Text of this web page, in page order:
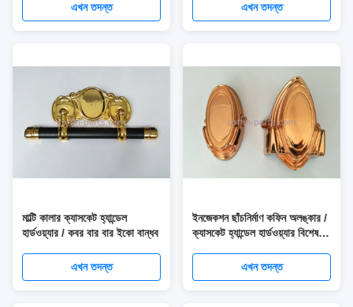
এখন তদন্ত
এখন তদন্ত
মাল্টি কালার ক্যাসকেট হ্যান্ডেল
হার্ডওয়্যার / কবর বার বার ইকো বান্ধব
এখন তদন্ত
ইনজেকশন ছাঁচনির্মাণ কফিন অলঙ্কার /
ক্যাসকেট হ্যান্ডেল হার্ডওয়্যার বিশেষ
এখন তদন্ত